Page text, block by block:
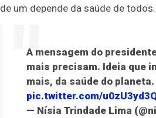
de um depende da saúde de todos.
A mensagem do
mais precisam. Ideia que
mais, da saúde do
pic.twitter.com/
— Nísia Trindade Lima